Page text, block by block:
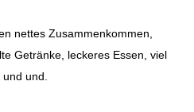
nettes Zusammenkommen,
Getränke, leckeres Essen, viel
und.